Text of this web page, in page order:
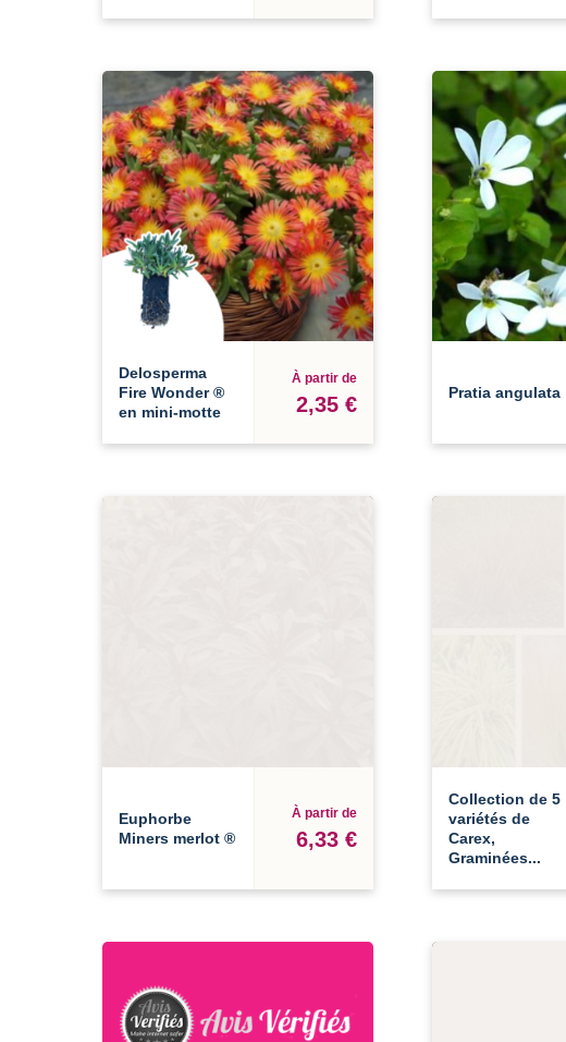
Delosperma
Fire Wonder ®
en mini-motte
À partir de
2,35 € Pratia angulata
Euphorbe
Miners merlot ®
À partir de
6,33 €
Collection de 5
variétés de
Carex,
Graminées...